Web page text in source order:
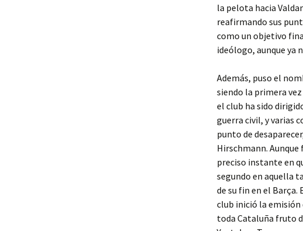
la pelota hacia
reafirmando sus
como un objetivo
ideólogo, aunque ya
Además, puso el
siendo la primera
el club ha sido
guerra civil, y varias
punto de
Hirschmann. Aunque
preciso instante en
segundo en aquella
de su fin en el Barça.
club inició la emisión
toda Cataluña fruto